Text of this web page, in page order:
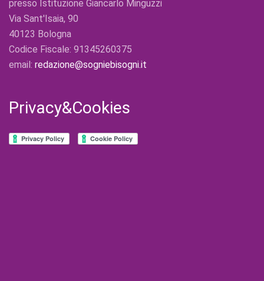
presso Istituzione Giancarlo Minguzzi
Via Sant'Isaia, 90
40123 Bologna
Codice Fiscale: 91345260375
email: redazione@sogniebisogni.it
Privacy&Cookies